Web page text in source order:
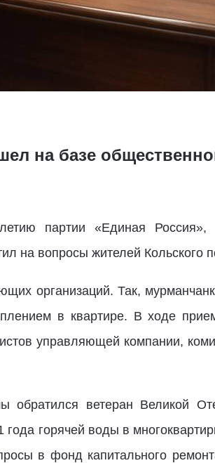
на базе
партии «Единая Россия»,
на вопросы жителей Кольского
организаций. Так,
в квартире. В ходе
управляющей компании,
обратился ветеран Великой
горячей воды в
в фонд капитального